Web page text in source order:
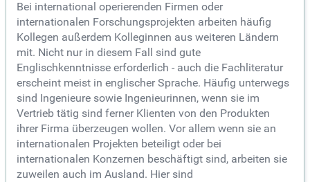
Bei international operierenden Firmen oder
internationalen Forschungsprojekten arbeiten häufig
Kollegen außerdem Kolleginnen aus weiteren Ländern
mit. Nicht nur in diesem Fall sind gute
Englischkenntnisse erforderlich - auch die Fachliteratur
erscheint meist in englischer Sprache. Häufig unterwegs
sind Ingenieure sowie Ingenieurinnen, wenn sie im
Vertrieb tätig sind ferner Klienten von den Produkten
ihrer Firma überzeugen wollen. Vor allem wenn sie an
internationalen Projekten beteiligt oder bei
internationalen Konzernen beschäftigt sind, arbeiten sie
zuweilen auch im Ausland. Hier sind